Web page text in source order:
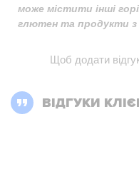
може містити інші
глютен та продукти з
Щоб додати
ВІДГУКИ